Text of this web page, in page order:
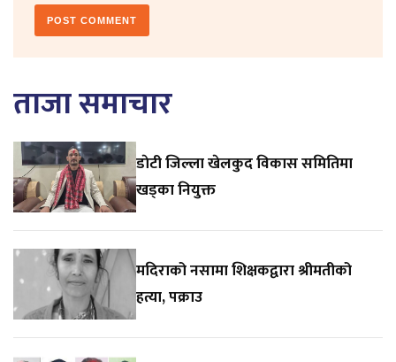
ताजा समाचार
डाेटी जिल्ला खेलकुद विकास समितिमा
खड्का नियुक्त
मदिराको नसामा शिक्षकद्वारा श्रीमतीको
हत्या, पक्राउ